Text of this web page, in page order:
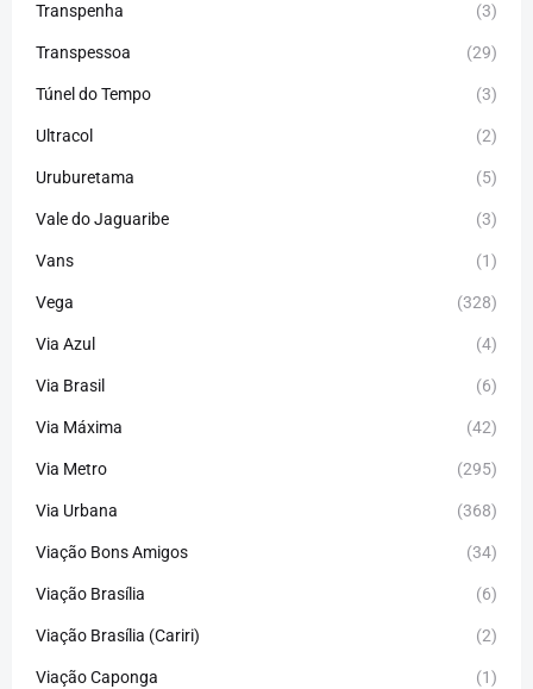
Transpenha (3)
Transpessoa (29)
Túnel do Tempo (3)
Ultracol (2)
Uruburetama (5)
Vale do Jaguaribe (3)
Vans (1)
Vega (328)
Via Azul (4)
Via Brasil (6)
Via Máxima (42)
Via Metro (295)
Via Urbana (368)
Viação Bons Amigos (34)
Viação Brasília (6)
Viação Brasília (Cariri) (2)
Viação Caponga (1)